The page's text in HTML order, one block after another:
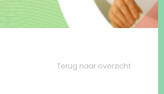
Terug naar overzicht